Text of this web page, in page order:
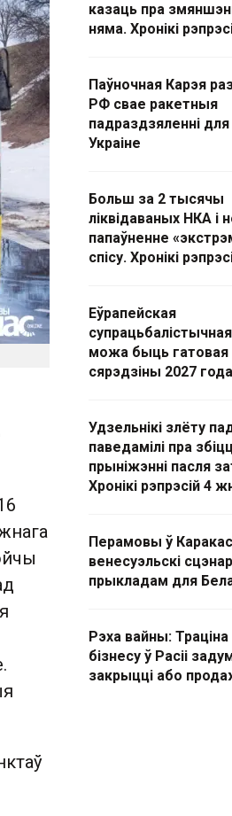
казаць пра
няма. Хронікі
Паўночная Карэя
РФ свае ракетныя
падраздзяленні
Украіне
Больш за 2 тысячы
ліквідаваных НКА і
папаўненне
спісу. Хронікі
Еўрапейская
можа быць гатовая
сярэдзіны 2027 года
Удзельнікі злёту
паведамілі пра
прыніжэнні пасля
Хронікі рэпрэсій 4
Перамовы ў
венесуэльскі
прыкладам для
Рэха вайны:
бізнесу ў Расіі
закрыцці або